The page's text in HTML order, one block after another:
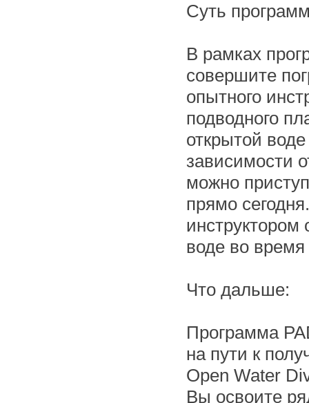
Суть
В рамках
совершите
опытного
подводного
открытой
зависимости
можно
прямо
инструктором
воде во
Что дальше:
Программа
на пути к
Open Water
Вы освоите